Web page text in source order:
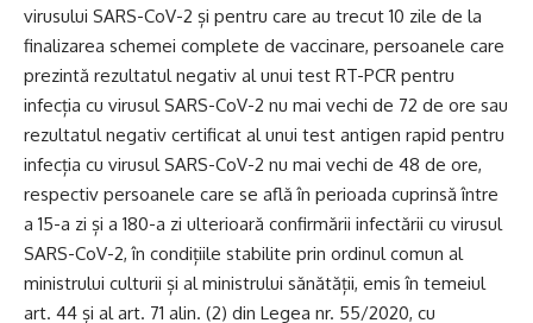
virusului SARS-CoV-2 și pentru care au trecut 10 zile de la
finalizarea schemei complete de vaccinare, persoanele care
prezintă rezultatul negativ al unui test RT-PCR pentru
infecția cu virusul SARS-CoV-2 nu mai vechi de 72 de ore sau
rezultatul negativ certificat al unui test antigen rapid pentru
infecția cu virusul SARS-CoV-2 nu mai vechi de 48 de ore,
respectiv persoanele care se află în perioada cuprinsă între
a 15-a zi și a 180-a zi ulterioară confirmării infectării cu virusul
SARS-CoV-2, în condițiile stabilite prin ordinul comun al
ministrului culturii și al ministrului sănătății, emis în temeiul
art. 44 și al art. 71 alin. (2) din Legea nr. 55/2020, cu